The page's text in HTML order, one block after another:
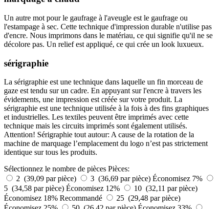
Un autre mot pour le gaufrage à l'aveugle est le gaufrage ou
l'estampage à sec. Cette technique d'impression durable n'utilise pas
d'encre. Nous imprimons dans le matériau, ce qui signifie qu'il ne se
décolore pas. Un relief est appliqué, ce qui crée un look luxueux.
sérigraphie
La sérigraphie est une technique dans laquelle un fin morceau de
gaze est tendu sur un cadre. En appuyant sur l'encre à travers les
évidements, une impression est créée sur votre produit. La
sérigraphie est une technique utilisée à la fois à des fins graphiques
et industrielles. Les textiles peuvent être imprimés avec cette
technique mais les circuits imprimés sont également utilisés.
Attention! Sérigraphie tout autour: A cause de la rotation de la
machine de marquage l’emplacement du logo n’est pas strictement
identique sur tous les produits.
Sélectionnez le nombre de pièces Pièces:
2 (39,09 par pièce)
3 (36,69 par pièce) Économisez 7%
5 (34,58 par pièce) Économisez 12%
10 (32,11 par pièce)
Économisez 18% Recommandé
25 (29,48 par pièce)